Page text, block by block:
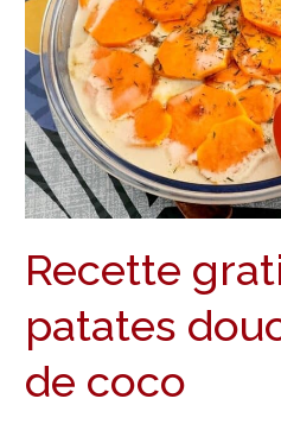
Recette
patates
de coco
au
lait
de
coco